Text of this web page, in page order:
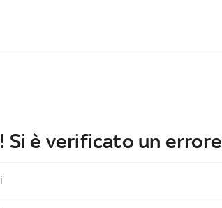
Si è verificato un errore